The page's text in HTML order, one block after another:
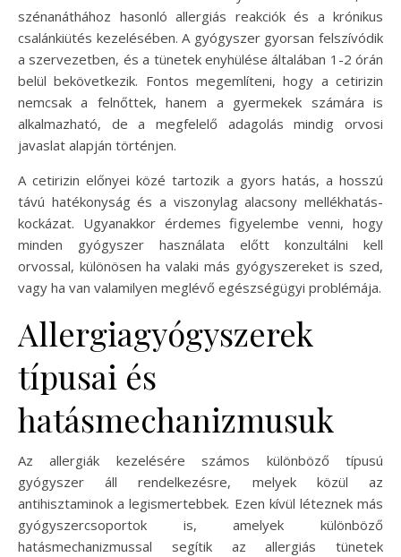
szénanáthához hasonló allergiás reakciók és a krónikus
csalánkiütés kezelésében. A gyógyszer gyorsan felszívódik
a szervezetben, és a tünetek enyhülése általában 1-2 órán
belül bekövetkezik. Fontos megemlíteni, hogy a cetirizin
nemcsak a felnőttek, hanem a gyermekek számára is
alkalmazható, de a megfelelő adagolás mindig orvosi
javaslat alapján történjen.
A cetirizin előnyei közé tartozik a gyors hatás, a hosszú
távú hatékonyság és a viszonylag alacsony mellékhatás-
kockázat. Ugyanakkor érdemes figyelembe venni, hogy
minden gyógyszer használata előtt konzultálni kell
orvossal, különösen ha valaki más gyógyszereket is szed,
vagy ha van valamilyen meglévő egészségügyi problémája.
Allergiagyógyszerek
típusai és
hatásmechanizmusuk
Az allergiák kezelésére számos különböző típusú
gyógyszer áll rendelkezésre, melyek közül az
antihisztaminok a legismertebbek. Ezen kívül léteznek más
gyógyszercsoportok is, amelyek különböző
hatásmechanizmussal segítik az allergiás tünetek